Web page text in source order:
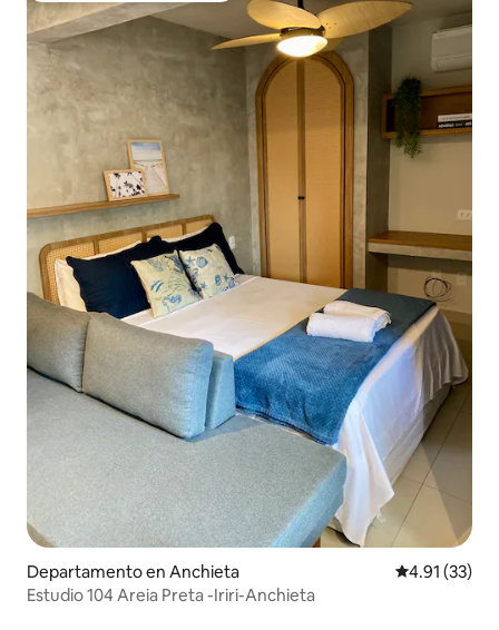
Departamento en Anchieta Calificación
4.91 (33)
Estudio 104 Areia Preta -Iriri-Anchieta